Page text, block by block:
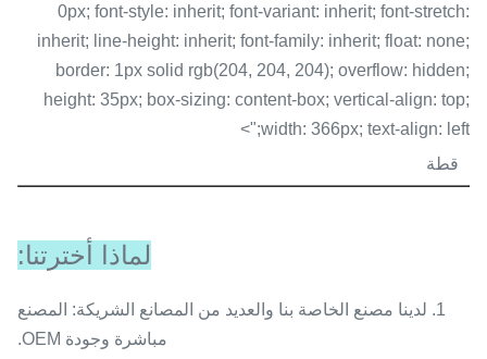
0px; font-style: inherit; font-variant: inherit; font-stretch:
inherit; line-height: inherit; font-family: inherit; float: none;
border: 1px solid rgb(204, 204, 204); overflow: hidden;
height: 35px; box-sizing: content-box; vertical-align: top;
width: 366px; text-align: left;">
قطة
لماذا أخترتنا:
1. لدينا مصنع الخاصة بنا والعديد من المصانع الشريكة: المصنع
مباشرة وجودة OEM.